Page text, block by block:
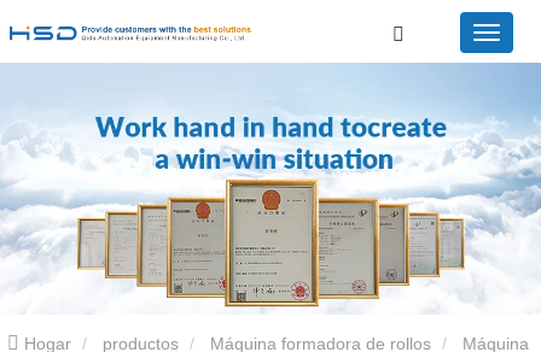
Hogar productos Máquina formadora de rollos Máquina